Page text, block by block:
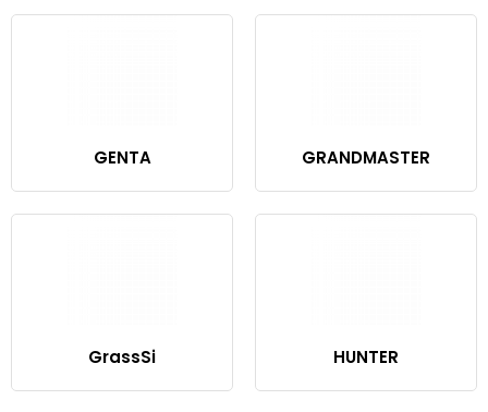
GENTA GRANDMASTER
GrassSi HUNTER